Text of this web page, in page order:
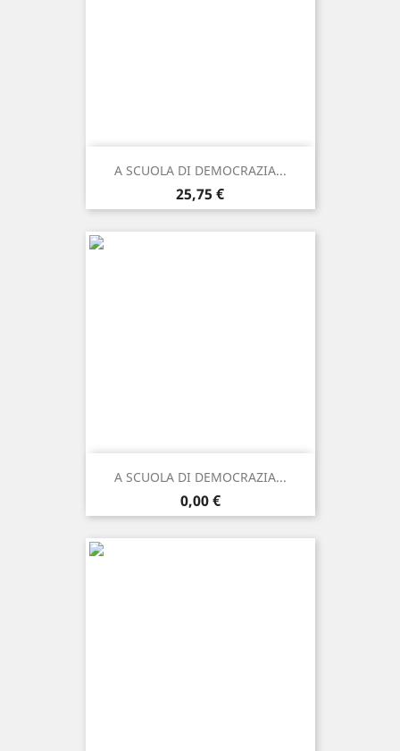
A SCUOLA DI DEMOCRAZIA...
Prezzo
25,75 €
A SCUOLA DI DEMOCRAZIA...
Prezzo
0,00 €